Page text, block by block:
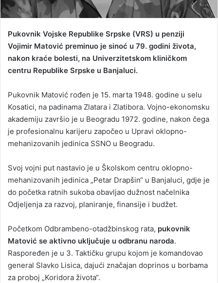
Pukovnik Vojske Republike Srpske (VRS) u penziji
Vojimir Matović preminuo je sinoć u 79. godini života,
nakon kraće bolesti, na Univerzitetskom kliničkom
centru Republike Srpske u Banjaluci.
Pukovnik Matović rođen je 15. marta 1948. godine u selu
Kosatici, na padinama Zlatara i Zlatibora. Vojno-ekonomsku
akademiju završio je u Beogradu 1972. godine, nakon čega
je profesionalnu karijeru započeo u Upravi oklopno-
mehanizovanih jedinica SSNO u Beogradu.
Svoj vojni put nastavio je u Školskom centru oklopno-
mehanizovanih jedinica „Petar Drapšin“ u Banjaluci, gdje je
do početka ratnih sukoba obavljao dužnost načelnika
Odjeljenja za razvoj, planiranje, finansije i budžet.
Početkom Odbrambeno-otadžbinskog rata, pukovnik
Matović se aktivno uključuje u odbranu naroda.
Raspoređen je u 3. Taktičku grupu kojom je komandovao
general Slavko Lisica, dajući značajan doprinos u borbama
za proboj „Koridora života“.